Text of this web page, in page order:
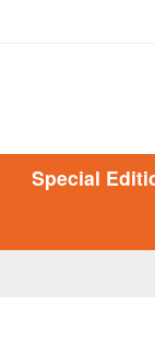
Special